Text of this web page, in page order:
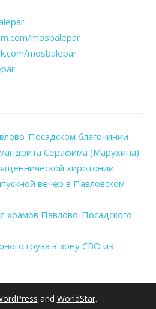
mosbalepar
mosbalepar
Посадском благочинии
Серафима (Марухина)
хиротонии
вечер в Павловском
храмов Павлово-Посадского
груза в зону СВО из
and WorldStar.